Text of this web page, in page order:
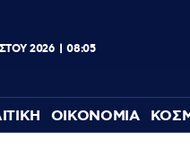
2026 08:05
ΟΙΚΟΝΟΜΙΑ